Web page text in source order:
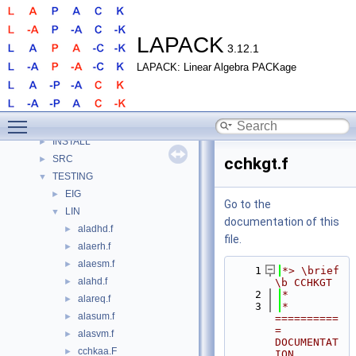
LAPACK 3.12.1
LAPACK: Linear Algebra PACKage
► Data Types
▼ Files
▼ File List
BLAS
►
CBLAS
► INSTALL
► SRC
▼ TESTING
► EIG
▼ LIN
► aladhd.f
► alaerh.f
► alaesm.f
► alahd.f
► alareq.f
► alasum.f
► alasvm.f
► cchkaa.F
cchkgt.f
Go to the
documentation of this
file.
    1
*> \brief
\b CCHKGT
    2
*
    3
*
==========
=
DOCUMENTAT